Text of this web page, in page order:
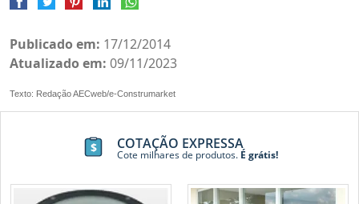
Publicado em: 17/12/2014
Atualizado em: 09/11/2023
Texto: Redação AECweb/e-Construmarket
COTAÇÃO EXPRESSA
Cote milhares de produtos.É grátis!